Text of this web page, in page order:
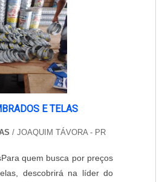
de...
E TELAS
/ JOAQUIM TÁVORA - PR
quem busca por preços
descobrirá na líder do